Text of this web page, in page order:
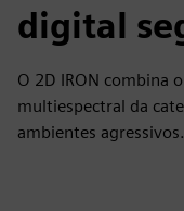
digital
O 2D IRON combina
multiespectral da
ambientes